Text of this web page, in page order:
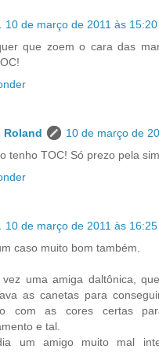
10 de março de 2011 às 15:20
que zoem o cara das
Roland
10 de março de
tenho TOC! Só prezo pela
10 de março de 2011 às 16:25
caso muito bom também.
vez uma amiga daltônica,
as canetas para
com as cores certas
e tal.
um amigo muito mal